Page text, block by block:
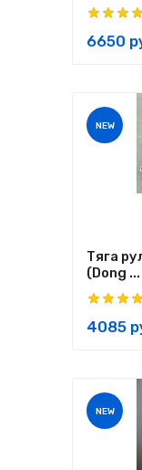
6650
NEW
Тяга
(Dong ...
4085
NEW